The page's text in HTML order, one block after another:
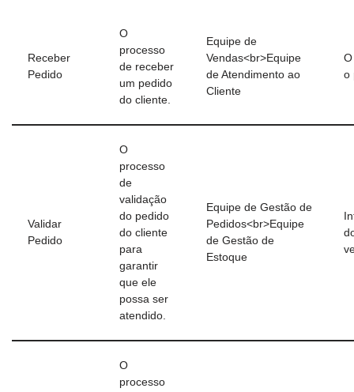
Receber
Pedido
O
processo
de receber
um pedido
do cliente.
Equipe de
Vendas<br>Equipe
de Atendimento ao
Cliente
o
Validar
Pedido
O
processo
de
validação
do pedido
do cliente
para
garantir
que ele
possa ser
atendido.
Equipe de Gestão de
Pedidos<br>Equipe
de Gestão de
Estoque
O
processo